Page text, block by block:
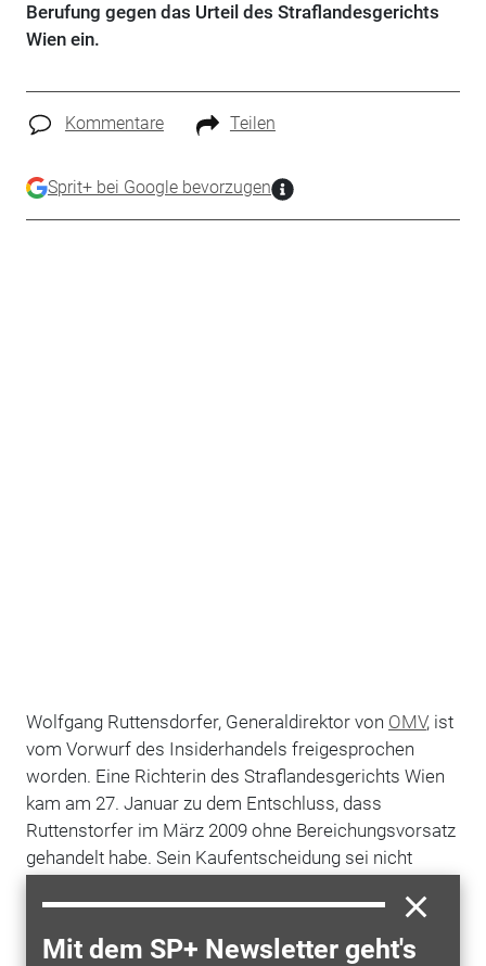
Berufung gegen das Urteil des Straflandesgerichts
Wien ein.
Kommentare Teilen
Sprit+ bei Google bevorzugen
Mit dem SP+ Newsletter geht's
Wolfgang Ruttensdorfer, Generaldirektor von OMV, ist
vom Vorwurf des Insiderhandels freigesprochen
worden. Eine Richterin des Straflandesgerichts Wien
kam am 27. Januar zu dem Entschluss, dass
Ruttenstorfer im März 2009 ohne Bereichungsvorsatz
gehandelt habe. Sein Kaufentscheidung sei nicht
möglicherweise bevorstehenden MOL-Deal. Zwar
habe Ruttenstorfer über Insiderinformation verfügt,